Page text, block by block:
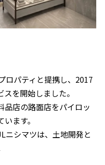
ロパティと提携し、2017
を開始しました。
品店の路面店をパイロッ
ます。
ニシマツは、土地開発と